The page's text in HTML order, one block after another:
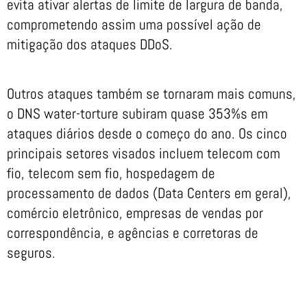
evita ativar alertas de limite de largura de banda,
comprometendo assim uma possível ação de
mitigação dos ataques DDoS.
Outros ataques também se tornaram mais comuns,
o DNS water-torture subiram quase 353%s em
ataques diários desde o começo do ano. Os cinco
principais setores visados incluem telecom com
fio, telecom sem fio, hospedagem de
processamento de dados (Data Centers em geral),
comércio eletrônico, empresas de vendas por
correspondência, e agências e corretoras de
seguros.